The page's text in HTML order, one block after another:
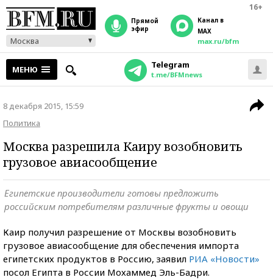
16+
Москва
прямой
эфир
Канал в
MAX
max.ru/bfm
МЕНЮ Telegram
t.me/BFMnews
8 декабря 2015, 15:59
Политика
Москва разрешила Каиру возобновить
грузовое авиасообщение
Египетские производители готовы предложить
российским потребителям различные фрукты и овощи
Каир получил разрешение от Москвы возобновить
грузовое авиасообщение для обеспечения импорта
египетских продуктов в Россию, заявил РИА «Новости»
посол Египта в России Мохаммед Эль-Бадри.